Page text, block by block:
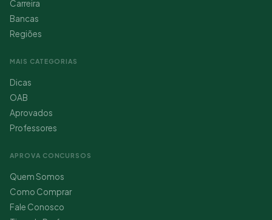
Carreira
Bancas
Regiões
MAIS CATEGORIAS
Dicas
OAB
Aprovados
Professores
APROVA CONCURSOS
Quem Somos
Como Comprar
Fale Conosco